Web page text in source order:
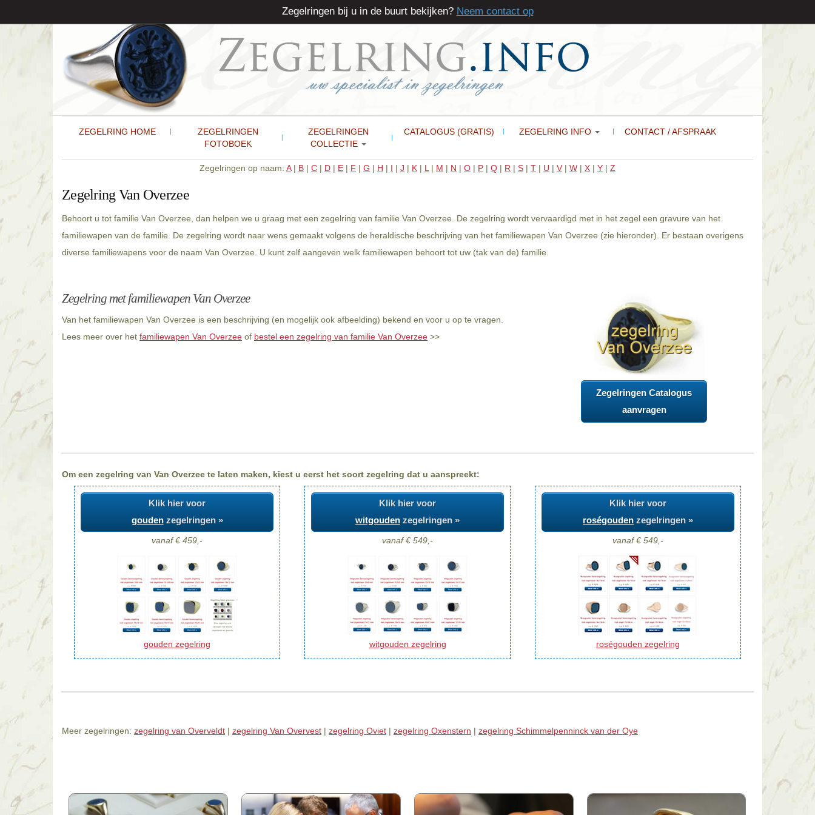
ZEGELRING HOME
ZEGELRINGEN
FOTOBOEK
ZEGELRINGEN
COLLECTIE
CATALOGUS (GRATIS) ZEGELRING INFO CONTACT / AFSPRAAK
Zegelringen op naam: A| B | C | D | E | F | G | H | I | J | K | L | M | N | O | P | Q | R | S | T | U | V | W | X | Y | Z
Zegelring Van Overzee
Behoort u tot familie Van Overzee, dan helpen we u graag met een zegelring van familie Van Overzee. De zegelring wordt vervaardigd met in het zegel een gravure van het
familiewapen van de familie. De zegelring wordt naar wens gemaakt volgens de heraldische beschrijving van het familiewapen Van Overzee (zie hieronder). Er bestaan overigens
diverse familiewapens voor de naam Van Overzee. U kunt zelf aangeven welk familiewapen behoort tot uw (tak van de) familie.
Zegelring met familiewapen Van Overzee
Van het familiewapen Van Overzee is een beschrijving (en mogelijk ook afbeelding) bekend en voor u op te vragen.
Lees meer over het familiewapen Van Overzee of bestel een zegelring van familie Van Overzee >>
Zegelringen Catalogus
aanvragen
Om een zegelring van Van Overzee te laten maken, kiest u eerst het soort zegelring dat u aanspreekt:
Klik hier voor
goudenzegelringen »
vanaf € 459,-
gouden zegelring
Klik hier voor
witgouden zegelringen »
vanaf € 549,-
witgouden zegelring
Klik hier voor
roségouden zegelringen »
vanaf € 549,-
roségouden zegelring
Meer zegelringen: zegelring van Overveldt | zegelring Van Overvest | zegelring Oviet | zegelring Oxenstern | zegelring Schimmelpenninck van der Oye
Zegelringen bij u in de buurt bekijken? Neem contact op